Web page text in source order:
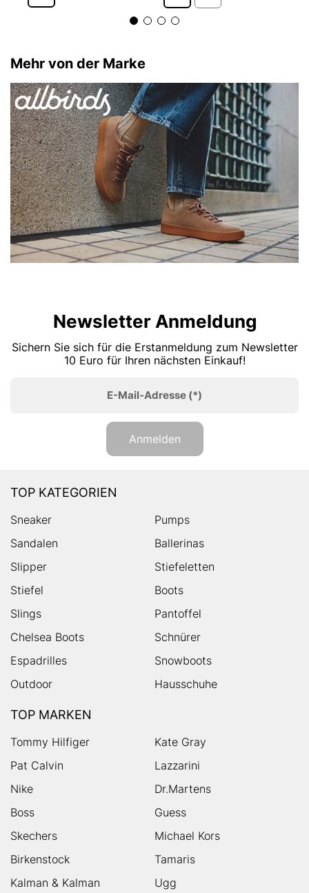
Mehr von der Marke
Newsletter Anmeldung
Sichern Sie sich für die Erstanmeldung zum Newsletter
10 Euro für Ihren nächsten Einkauf!
E-Mail-Adresse (*)
Anmelden
TOP KATEGORIEN
Sneaker
Pumps
Sandalen
Ballerinas
Slipper
Stiefeletten
Stiefel
Boots
Slings
Pantoffel
Chelsea Boots
Schnürer
Espadrilles
Snowboots
Outdoor
Hausschuhe
TOP MARKEN
Tommy Hilfiger
Kate Gray
Pat Calvin
Lazzarini
Nike
Dr.Martens
Boss
Guess
Skechers
Michael Kors
Birkenstock
Tamaris
Kalman & Kalman
Ugg